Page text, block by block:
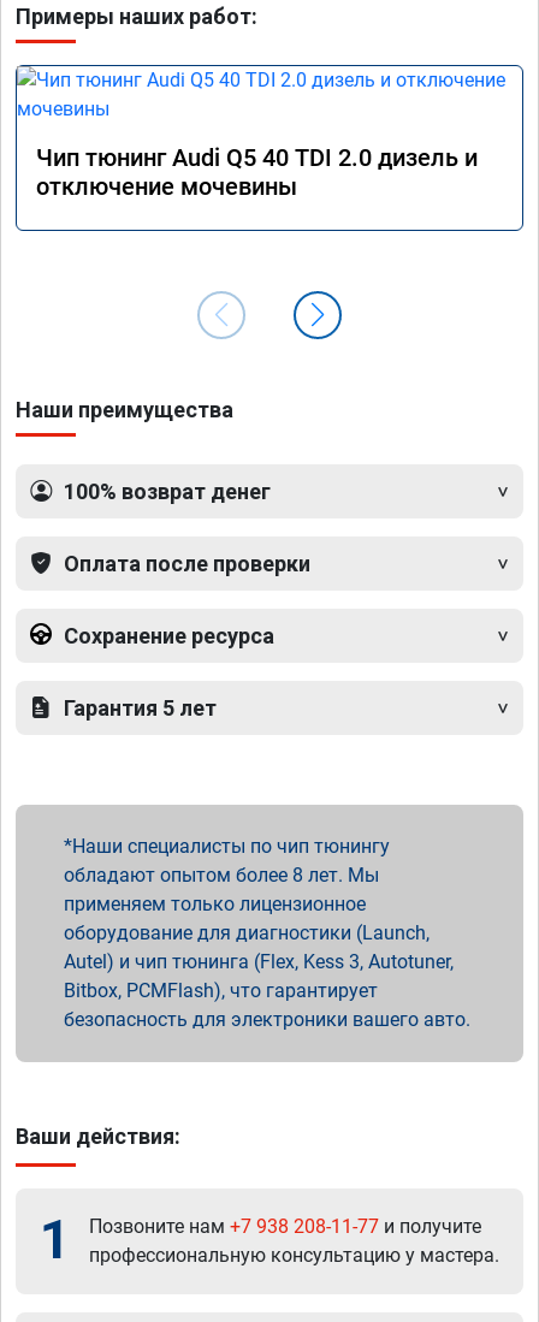
Примеры наших работ:
Чип тюнинг Audi Q5 40 TDI 2.0 дизель и
отключение мочевины
Наши преимущества
100% возврат денег
Оплата после проверки
Сохранение ресурса
Гарантия 5 лет
Наши специалисты по чип тюнингу
обладают опытом более 8 лет. Мы
применяем только лицензионное
оборудование для диагностики (Launch,
Autel) и чип тюнинга (Flex, Kess 3, Autotuner,
Bitbox, PCMFlash), что гарантирует
безопасность для электроники вашего авто.
Ваши действия:
1 Позвоните нам +7 938 208-11-77 и получите
профессиональную консультацию у мастера.